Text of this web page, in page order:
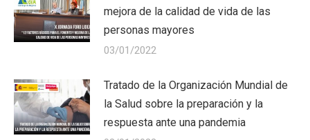
mejora de la calidad de vida de las
personas mayores
03/01/2022
Tratado de la Organización Mundial de
la Salud sobre la preparación y la
respuesta ante una pandemia